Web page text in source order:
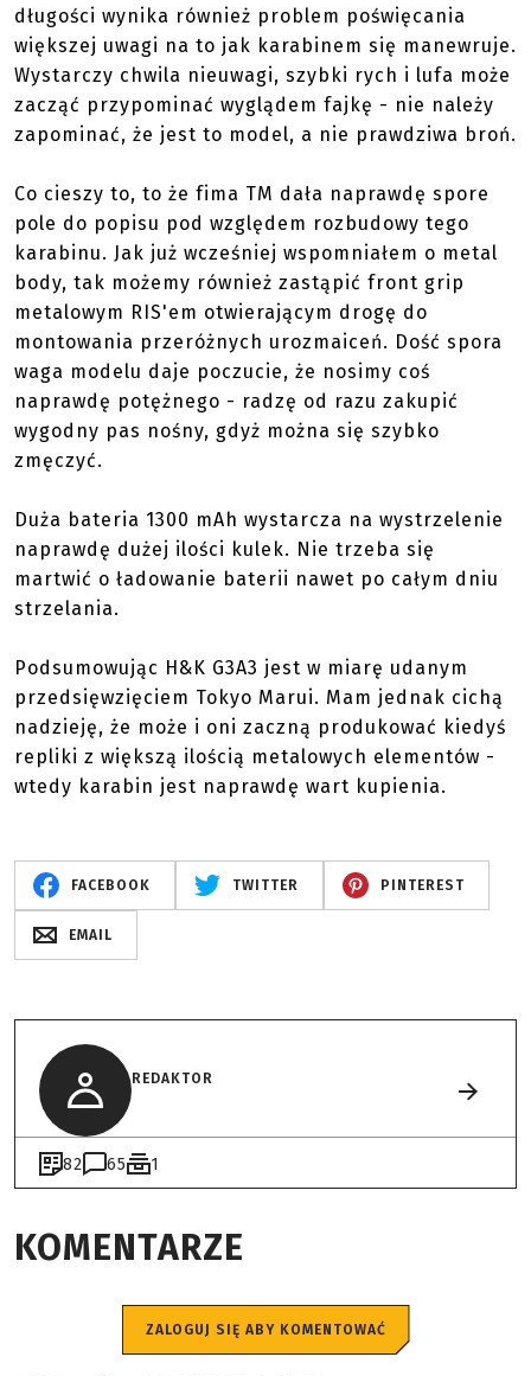
długości wynika również problem poświęcania
większej uwagi na to jak karabinem się manewruje.
Wystarczy chwila nieuwagi, szybki rych i lufa może
zacząć przypominać wyglądem fajkę - nie należy
zapominać, że jest to model, a nie prawdziwa broń.
Co cieszy to, to że fima TM dała naprawdę spore
pole do popisu pod względem rozbudowy tego
karabinu. Jak już wcześniej wspomniałem o metal
body, tak możemy również zastąpić front grip
metalowym RIS'em otwierającym drogę do
montowania przeróżnych urozmaiceń. Dość spora
waga modelu daje poczucie, że nosimy coś
naprawdę potężnego - radzę od razu zakupić
wygodny pas nośny, gdyż można się szybko
zmęczyć.
Duża bateria 1300 mAh wystarcza na wystrzelenie
naprawdę dużej ilości kulek. Nie trzeba się
martwić o ładowanie baterii nawet po całym dniu
strzelania.
Podsumowując H&K G3A3 jest w miarę udanym
przedsięwzięciem Tokyo Marui. Mam jednak cichą
nadzieję, że może i oni zaczną produkować kiedyś
repliki z większą ilością metalowych elementów -
wtedy karabin jest naprawdę wart kupienia.
FACEBOOK TWITTER PINTEREST
EMAIL
REDAKTOR
82 65 1
KOMENTARZE
ZALOGUJ SIĘ ABY KOMENTOWAĆ